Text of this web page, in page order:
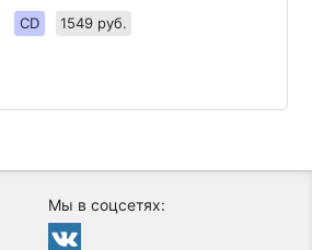
CD 1549 руб.
Мы в соцсетях: